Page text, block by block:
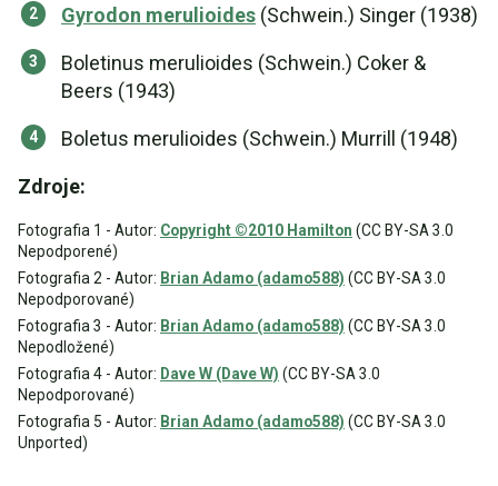
Gyrodon merulioides (Schwein.) Singer (1938)
Boletinus merulioides (Schwein.) Coker &
Beers (1943)
Boletus merulioides (Schwein.) Murrill (1948)
Zdroje:
Fotografia 1 - Autor: Copyright ©2010 Hamilton (CC BY-SA 3.0
Nepodporené)
Fotografia 2 - Autor: Brian Adamo (adamo588) (CC BY-SA 3.0
Nepodporované)
Fotografia 3 - Autor: Brian Adamo (adamo588) (CC BY-SA 3.0
Nepodložené)
Fotografia 4 - Autor: Dave W (Dave W) (CC BY-SA 3.0
Nepodporované)
Fotografia 5 - Autor: Brian Adamo (adamo588) (CC BY-SA 3.0
Unported)